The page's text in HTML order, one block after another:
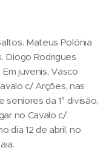
Mateus Polónia
Diogo Rodrigues
juvenis, Vasco
c/ Arções, nas
da 1° divisão,
no Cavalo c/
dia 12 de abril, no